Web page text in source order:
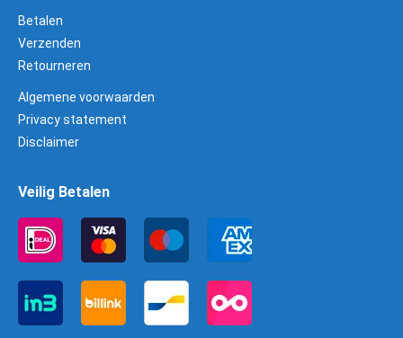
Betalen
Verzenden
Retourneren
Algemene voorwaarden
Privacy statement
Disclaimer
Veilig Betalen